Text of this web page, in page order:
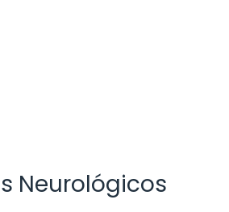
Neurológicos